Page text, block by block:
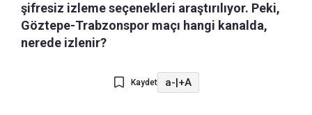
şifresiz izleme seçenekleri araştırılıyor. Peki,
Göztepe-Trabzonspor maçı hangi kanalda,
nerede izlenir?
Kaydet a-|+A